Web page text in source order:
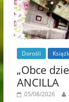
Dorośli
„Obce
ANCILLA
05/08/2026